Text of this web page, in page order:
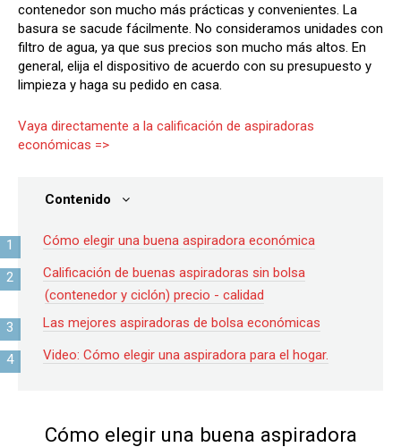
contenedor son mucho más prácticas y convenientes. La
basura se sacude fácilmente. No consideramos unidades con
filtro de agua, ya que sus precios son mucho más altos. En
general, elija el dispositivo de acuerdo con su presupuesto y
limpieza y haga su pedido en casa.
Vaya directamente a la calificación de aspiradoras
económicas =>
Contenido
Cómo elegir una buena aspiradora económica
Calificación de buenas aspiradoras sin bolsa
(contenedor y ciclón) precio - calidad
Las mejores aspiradoras de bolsa económicas
Video: Cómo elegir una aspiradora para el hogar.
Cómo elegir una buena aspiradora